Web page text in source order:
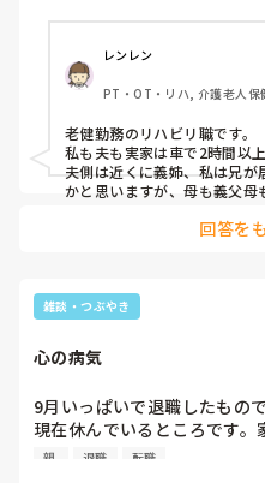
レンレン
PT・OT・リハ, 介護老人保
老健勤務のリハビリ職です。
私も夫も実家は車で2時間以上
夫側は近くに義姉、私は兄
かと思いますが、母も義父母
度なのかなと思っています。
回答を
雑談・つぶやき
9月いっぱいで退職したもの
現在休んでいるところです
と、うるさく言われており
親 退職 転職